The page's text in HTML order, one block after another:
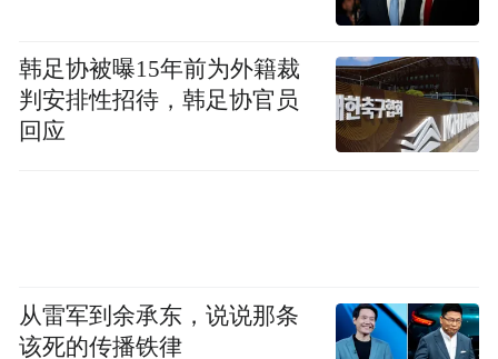
指，从而完美解决了复杂空间布局中的逻辑
难题。
流模型在处理同等图片时则需要消耗约 870
韩足协被曝15年前为外籍裁
判安排性招待，韩足协官员
回应
从雷军到余承东，说说那条
该死的传播铁律